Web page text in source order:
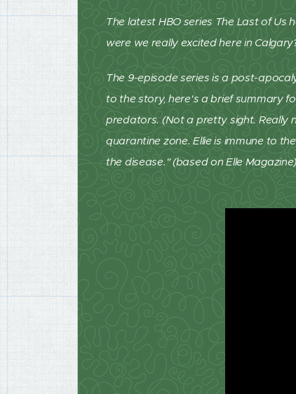
The latest HBO series The Last of
were we really excited here in
The 9-episode series is a post-
to the story, here's a brief summary
predators. (Not a pretty sight. Really
quarantine zone. Ellie is immune to
the disease." (based on Elle Magazine)